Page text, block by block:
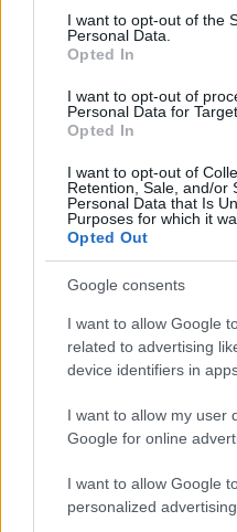
services and may gather
not limited to your visit or
grant or deny consent to
consent section.
I want to opt-out of the
Personal Data.
Opted In
I want to opt-out of
Personal Data for
Opted In
I want to opt-out of
Retention, Sale, and/or
Personal Data that Is
Purposes for which it
Opted Out
Google consents
I want to allow Google
related to advertising
device identifiers in
I want to allow my user
Google for online
I want to allow Google
personalized advertising.
Ultime Notizie
Notizie
Gestisci Utiq
Tuo Benessereè il
di salute e benessere.
raggiungere il tuo
curiosità notizie dedicate
troverai guide sul sesso
esperti del settore. Per